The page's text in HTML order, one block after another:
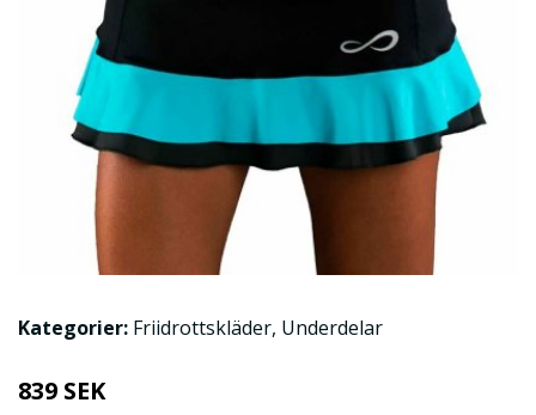
Kategorier: Friidrottskläder, Underdelar
839 SEK